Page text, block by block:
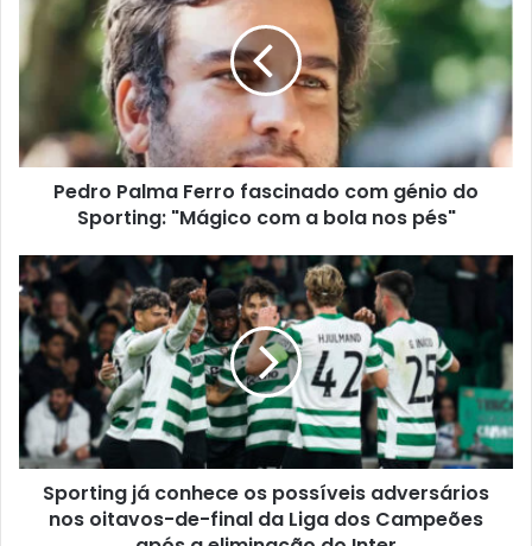
Pedro Palma Ferro fascinado com génio do
Sporting: "Mágico com a bola nos pés"
Sporting já conhece os possíveis adversários
nos oitavos-de-final da Liga dos Campeões